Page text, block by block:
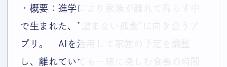
・概要：進学により家族が離れて暮らす中
で生まれた、”望まない孤食”に向き合うア
プリ。 AIを活用して家族の予定を調整
し、離れていても一緒に楽しむ食事の時間